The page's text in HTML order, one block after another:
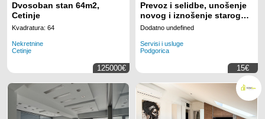
Dvosoban stan 64m2,
Cetinje
Kvadratura: 64
Nekretnine
Cetinje
125000€
Prevoz i selidbe, unošenje
novog i iznošenje starog
namještaja
Dodatno undefined
Servisi i usluge
Podgorica
15€